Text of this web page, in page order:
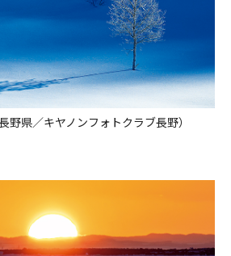
県／キヤノンフォトクラブ長野）